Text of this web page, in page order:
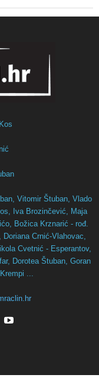
Vitomir Štuban, Vlado
Iva Brozinčević, Maja
Božica Krznarić - rođ.
Doriana Crnić-Vlahovac,
Cvetnić - Esperantov,
Dorotea Štuban, Goran
...